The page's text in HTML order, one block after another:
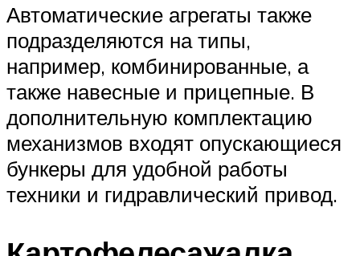
Автоматические агрегаты также
подразделяются на типы,
например, комбинированные, а
также навесные и прицепные. В
дополнительную комплектацию
механизмов входят опускающиеся
бункеры для удобной работы
техники и гидравлический привод.